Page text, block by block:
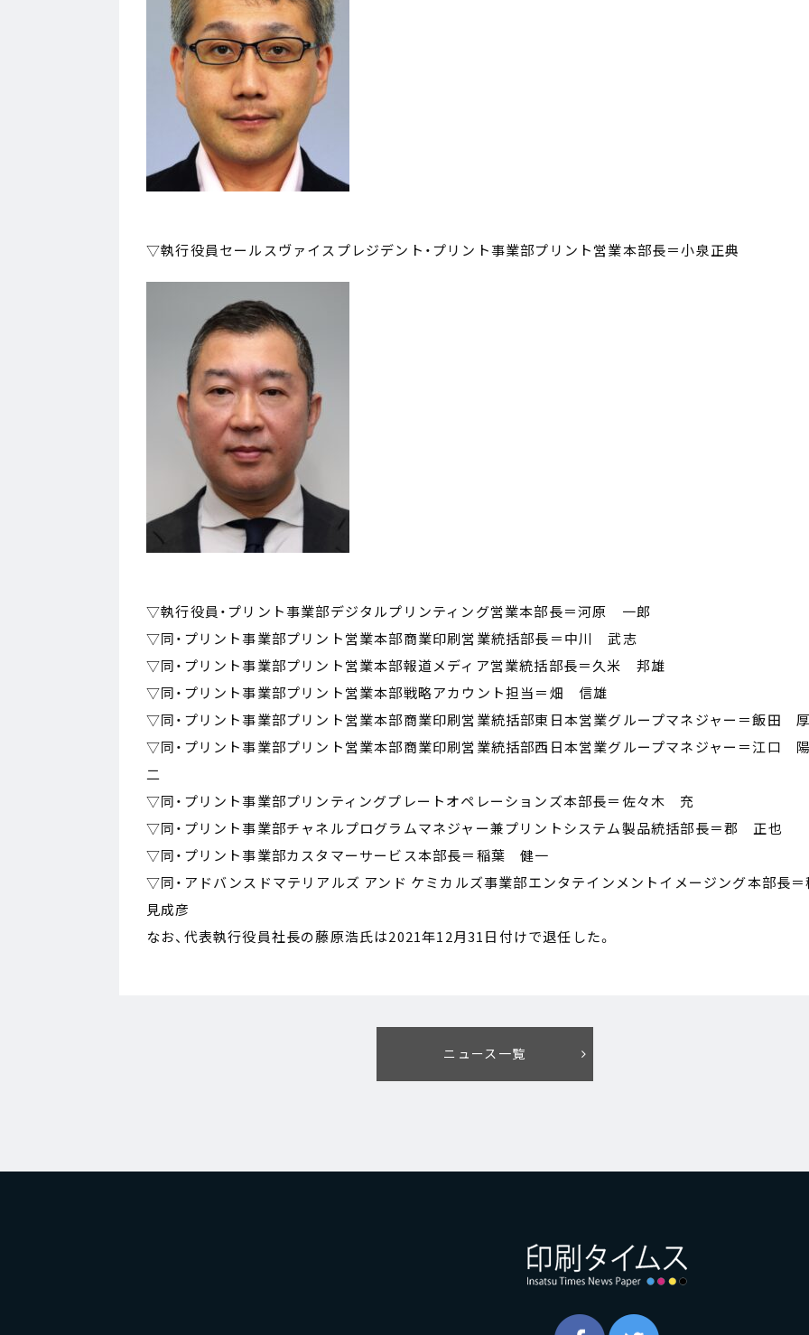
▽執行役員セールスヴァイスプレジデント・プリント事業部プリント営業本部長＝小泉正典
▽執行役員・プリント事業部デジタルプリンティング営業本部長＝河原 一郎
▽同・プリント事業部プリント営業本部商業印刷営業統括部長＝中川 武志
▽同・プリント事業部プリント営業本部報道メディア営業統括部長＝久米 邦雄
▽同・プリント事業部プリント営業本部戦略アカウント担当＝畑 信雄
▽同・プリント事業部プリント営業本部商業印刷営業統括部東日本営業グループマネジャー＝飯田 厚
▽同・プリント事業部プリント営業本部商業印刷営業統括部西日本営業グループマネジャー＝江口 陽
二
▽同・プリント事業部プリンティングプレートオペレーションズ本部長＝佐々木 充
▽同・プリント事業部チャネルプログラムマネジャー兼プリントシステム製品統括部長＝郡 正也
▽同・プリント事業部カスタマーサービス本部長＝稲葉 健一
▽同・アドバンスドマテリアルズ アンド ケミカルズ事業部エンタテインメントイメージング本部長＝
見成彦
なお、代表執行役員社長の藤原浩氏は2021年12月31日付けで退任した。
ニュース一覧